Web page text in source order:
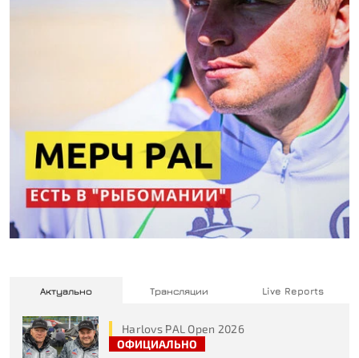
Актуально Трансляции Live Reports
Harlovs PAL Open 2026
ОФИЦИАЛЬНО